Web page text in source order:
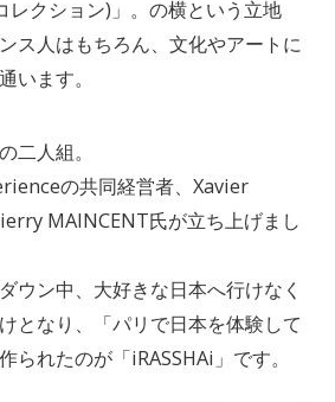
レクション)」。の横という立地
ス人はもちろん、文化やアートに
います。
二人組。
の共同経営者、Xavier
MAINCENT氏が立ち上げまし
ウン中、大好きな日本へ行けなく
となり、「パリで日本を体験して
られたのが「iRASSHAi」です。